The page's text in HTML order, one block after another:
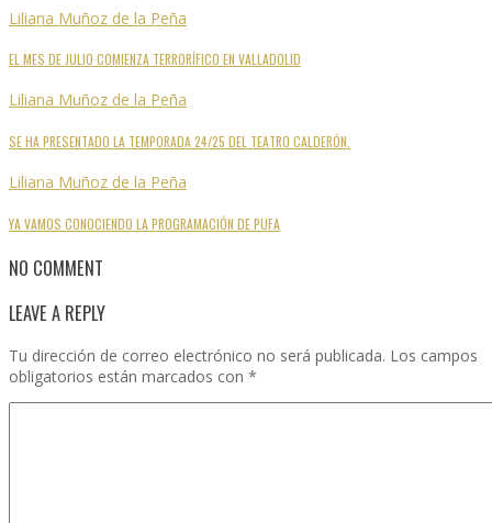
Liliana Muñoz de la Peña
EL MES DE JULIO COMIENZA TERRORÍFICO EN VALLADOLID
Liliana Muñoz de la Peña
SE HA PRESENTADO LA TEMPORADA 24/25 DEL TEATRO CALDERÓN.
Liliana Muñoz de la Peña
YA VAMOS CONOCIENDO LA PROGRAMACIÓN DE PUFA
NO COMMENT
LEAVE A REPLY
Tu dirección de correo electrónico no será publicada. Los campos
obligatorios están marcados con *